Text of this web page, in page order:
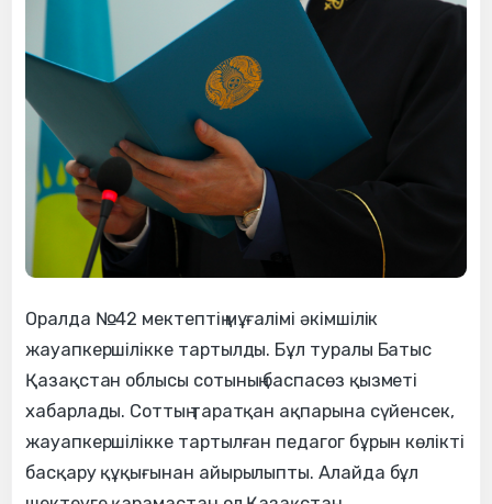
Оралда №42 мектептің мұғалімі әкімшілік
жауапкершілікке тартылды. Бұл туралы Батыс
Қазақстан облысы сотының баспасөз қызметі
хабарлады. Соттың таратқан ақпарына сүйенсек,
жауапкершілікке тартылған педагог бұрын көлікті
басқару құқығынан айырылыпты. Алайда бұл